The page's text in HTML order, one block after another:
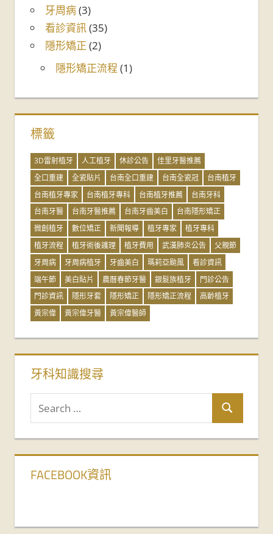
牙周病(3)
看診資訊(35)
隱形矯正 (2)
隱形矯正流程 (1)
標籤
3D雷射植牙 人工植牙 休診公告
佳里牙醫推薦
全口重建
全瓷貼片 台南全口重建 台南全瓷冠
台南植牙
台南植牙專家
台南植牙專科 台南植牙推薦
台南牙科
台南牙醫
台南牙醫推薦 台南牙齒美白
台南隱形矯正
微創植牙
數位矯正 新聞報導 植牙專家
植牙專科
植牙流程
植牙術後護理 植牙費用 武漢肺炎公告
父親節
牙周病
牙周病植牙 牙齒美白 瑪莉亞颱風
看診資訊
端午節
美白貼片 農曆春節牙醫 銀髮族植牙
門診公告
門診資訊
隱形牙套 隱形矯正 隱形矯正流程
高齡植牙
黃宗偉
黃宗偉牙醫 黃宗偉醫師
牙科知識搜尋
FACEBOOK資訊